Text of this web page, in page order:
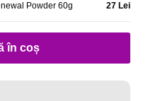
Powder 60g 27 Lei
în coș